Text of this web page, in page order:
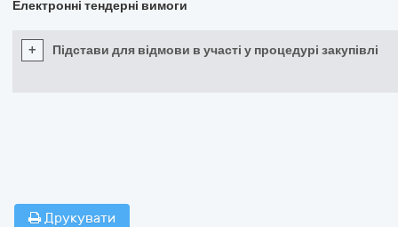
Електронні тендерні вимоги
+ Підстави для відмови в участі у процедурі закупівлі
Друкувати